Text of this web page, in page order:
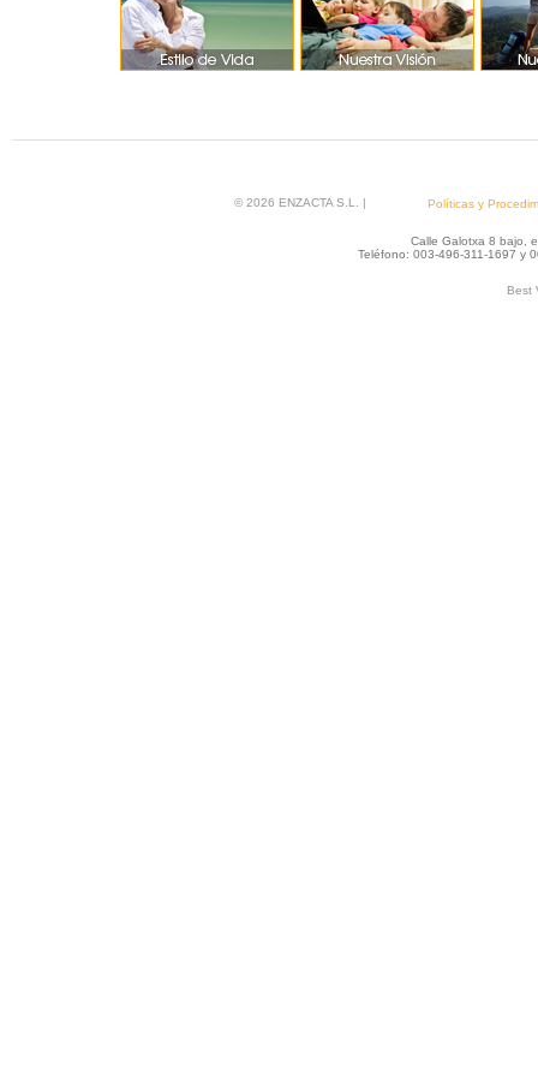
© 2026 ENZACTA S.L. | Políticas y
Calle Galotxa 8 bajo,
Teléfono: 003-496-311-1697 y
Best